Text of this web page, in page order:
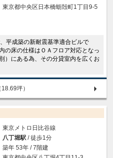
東京都中央区日本橋蛎殻町1丁目9-5
平成築の新耐震基準適合ビルで
の床の仕様はＯＡフロア対応となっ
）にある為、その分貸室内を広くお
坪）
東京メトロ日比谷線
八丁堀駅 / 徒歩1分
築年 53年 / 7階建